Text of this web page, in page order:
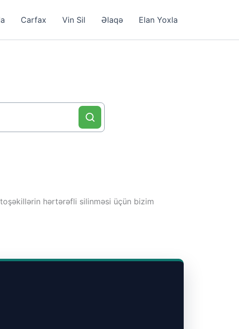
Carfax Vin Sil Əlaqə Elan Yoxla
hərtərəfli silinməsi üçün bizim